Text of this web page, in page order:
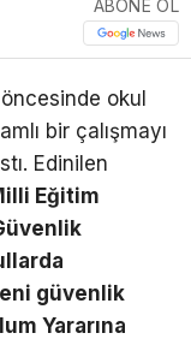
ABONE OL
okul
bir çalışmayı
Edinilen
Eğitim
güvenlik
Yararına